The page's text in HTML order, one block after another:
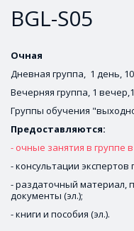
BGL-S05
Очная
Дневная группа,  1 день,
Вечерняя группа, 1
Группы обучения
Предоставляются:
- очные занятия в группе
- консультации
- раздаточный материал,
документы (эл.);
- книги и пособия (эл.).